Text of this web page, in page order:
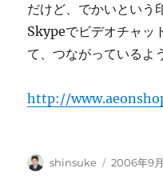
だけど、でかいという
Skypeでビデオチャッ
て、つながっているよ
http://
投
shinsuke
投
2006年9